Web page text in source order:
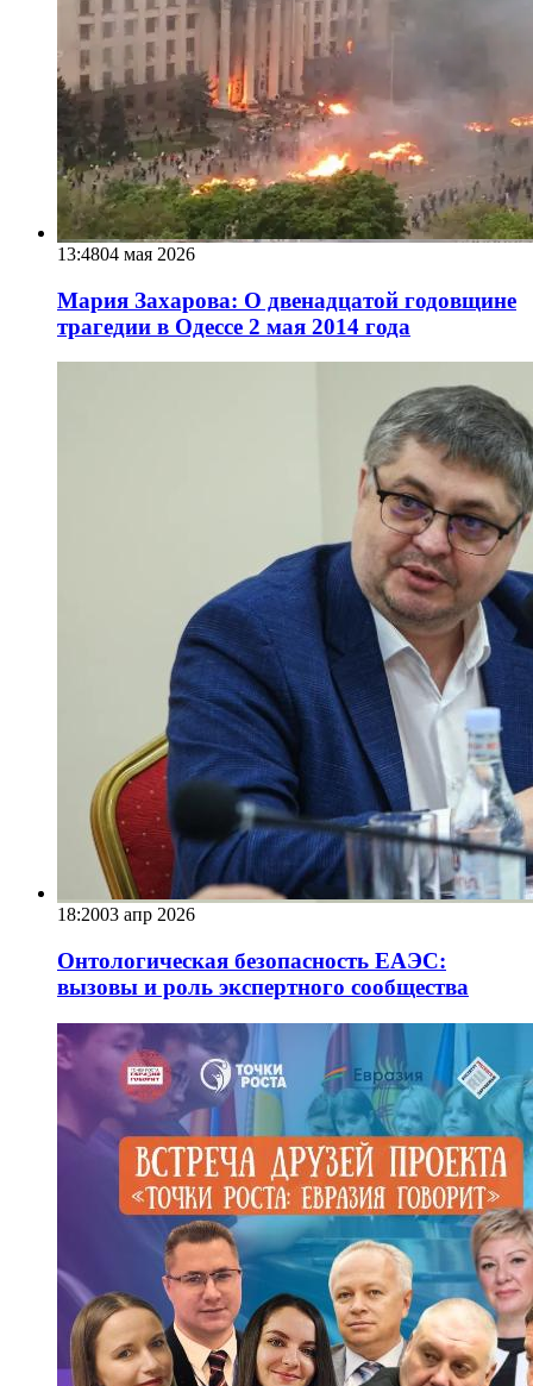
13:4804 мая 2026
Мария Захарова: О двенадцатой годовщине
трагедии в Одессе 2 мая 2014 года
18:2003 апр 2026
Онтологическая безопасность ЕАЭС:
вызовы и роль экспертного сообщества